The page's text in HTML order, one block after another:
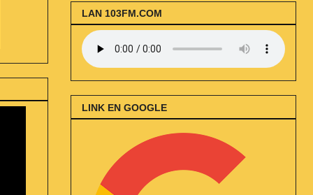
LAN 103FM.COM
LINK EN GOOGLE